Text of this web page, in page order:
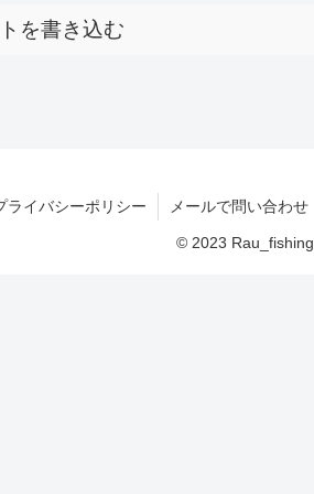
を書き込む
ライバシーポリシー メールで問い合わせ
© 2023 Rau_fishing.